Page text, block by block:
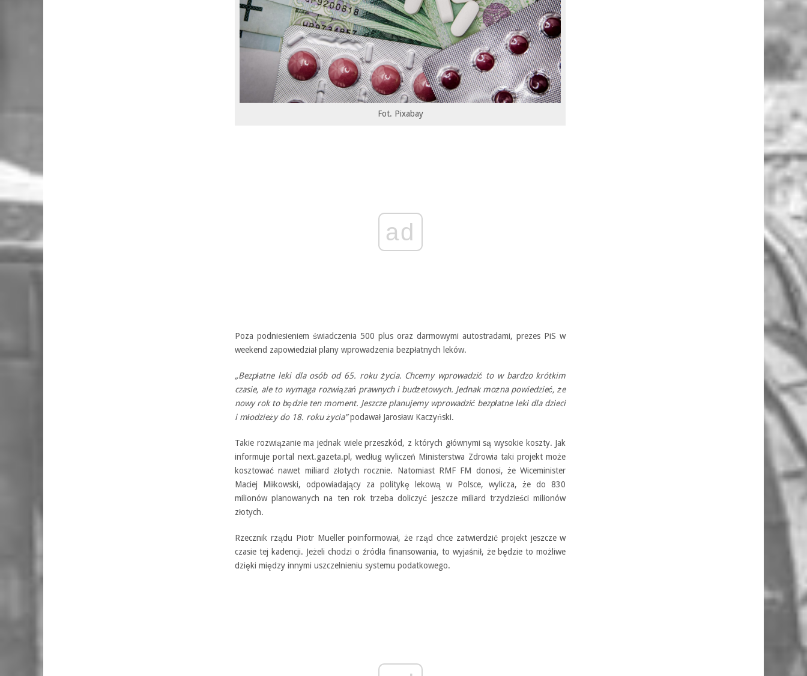
Fot. Pixabay
ad
Poza podniesieniem świadczenia 500 plus oraz darmowymi autostradami, prezes PiS w
weekend zapowiedział plany wprowadzenia bezpłatnych leków.
„Bezpłatne leki dla osób od 65. roku życia. Chcemy wprowadzić to w bardzo krótkim
czasie, ale to wymaga rozwiązań prawnych i budżetowych. Jednak można powiedzieć, że
nowy rok to będzie ten moment. Jeszcze planujemy wprowadzić bezpłatne leki dla dzieci
i młodzieży do 18. roku życia”podawał Jarosław Kaczyński.
Takie rozwiązanie ma jednak wiele przeszkód, z których głównymi są wysokie koszty. Jak
informuje portal next.gazeta.pl, według wyliczeń Ministerstwa Zdrowia taki projekt może
kosztować nawet miliard złotych rocznie. Natomiast RMF FM donosi, że Wiceminister
Maciej Miłkowski, odpowiadający za politykę lekową w Polsce, wylicza, że do 830
milionów planowanych na ten rok trzeba doliczyć jeszcze miliard trzydzieści milionów
złotych.
Rzecznik rządu Piotr Mueller poinformował, że rząd chce zatwierdzić projekt jeszcze w
czasie tej kadencji. Jeżeli chodzi o źródła finansowania, to wyjaśnił, że będzie to możliwe
dzięki między innymi uszczelnieniu systemu podatkowego.